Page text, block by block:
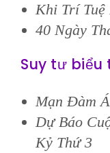
Khi Trí
40 Ngày
Suy tư
Mạn Đàm
Dự Báo
Kỷ Thứ 3